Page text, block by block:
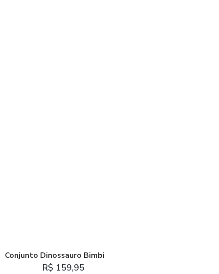
Conjunto Dinossauro Bimbi
R$ 159,95